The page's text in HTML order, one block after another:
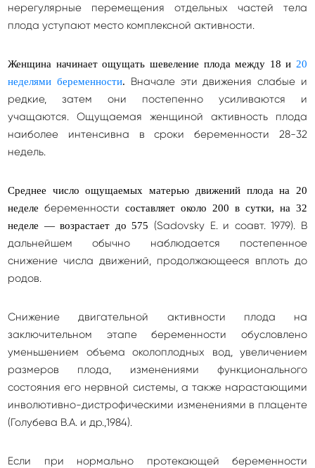
нерегулярные перемещения отдельных частей тела
плода уступают место комплексной активности.
Женщина начинает ощущать шевеление плода между 18 и 20
неделями беременности.
Вначале эти движения слабые и
редкие, затем они постепенно усиливаются и
учащаются. Ощущаемая женщиной активность плода
наиболее интенсивна в сроки беременности 28-32
недель.
Среднее число ощущаемых матерью движений плода на 20
неделе беременности составляет около 200 в сутки, на 32
неделе — возрастает до 575
(Sadovsky Е. и соавт. 1979). В
дальнейшем обычно наблюдается постепенное
снижение числа движений, продолжающееся вплоть до
родов.
Снижение двигательной активности плода на
заключительном этапе беременности обусловлено
уменьшением объема околоплодных вод, увеличением
размеров плода, изменениями функционального
состояния его нервной системы, а также нарастающими
инволютивно-дистрофическими изменениями в плаценте
(Голубева В.А. и др.,1984).
Если при нормально протекающей беременности